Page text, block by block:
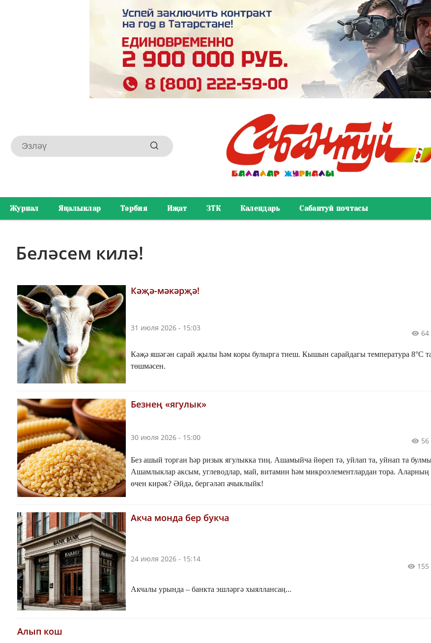
Журнал Яңалыклар Тәрбия Иҗат ЗТК Календарь Сабантуй почтасы
Беләсем килә!
Кәҗә-мәкәрҗә!
31 июля 2026 - 15:03
64
Кәҗә яшәгән сарай җылы һәм коры булырга тиеш. Кышын сарайдагы температура 8°С
төшмәсен.
Безнең «ягулык»
30 июля 2026 - 15:00 56
Без ашый торган һәр ризык ягулыкка тиң. Ашамыйча йөреп тә, уйлап та, уйнап та
Ашамлыклар аксым, углеводлар, май, витамин һәм микроэлементлардан тора.
өчен кирәк? Әйдә, бергәләп ачыклыйк!
Акча монда бер букча
24 июля 2026 - 15:14
155
Акчалы урында – банкта эшләргә хыяллансаң...
Алып кош